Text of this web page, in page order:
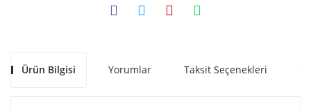
Ürün Bilgisi Yorumlar Taksit Seçenekleri